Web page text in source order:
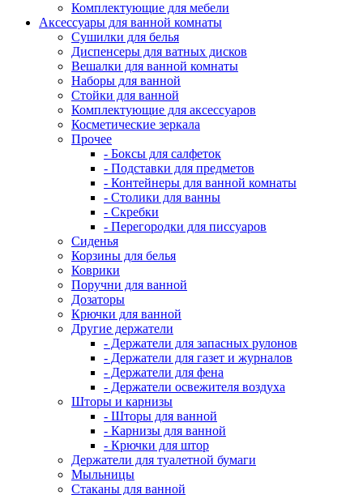
Комплектующие для мебели
Аксессуары для ванной комнаты
Сушилки для белья
Диспенсеры для ватных дисков
Вешалки для ванной комнаты
Наборы для ванной
Стойки для ванной
Комплектующие для аксессуаров
Косметические зеркала
Прочее
- Боксы для салфеток
- Подставки для предметов
- Контейнеры для ванной комнаты
- Столики для ванны
- Скребки
- Перегородки для писсуаров
Сиденья
Корзины для белья
Коврики
Поручни для ванной
Дозаторы
Крючки для ванной
Другие держатели
- Держатели для запасных рулонов
- Держатели для газет и журналов
- Держатели для фена
- Держатели освежителя воздуха
Шторы и карнизы
- Шторы для ванной
- Карнизы для ванной
- Крючки для штор
Держатели для туалетной бумаги
Мыльницы
Стаканы для ванной